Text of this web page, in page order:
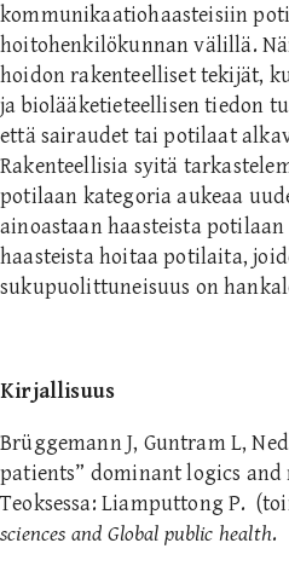
kommunikaatiohaasteisiin
hoitohenkilökunnan välillä.
hoidon rakenteelliset tekijät,
ja biolääketieteellisen tiedon
että sairaudet tai potilaat
Rakenteellisia syitä
potilaan kategoria aukeaa
ainoastaan haasteista
haasteista hoitaa potilaita,
sukupuolittuneisuus on
Kirjallisuus
Brüggemann J, Guntram L,
patients” dominant logics
Teoksessa: Liamputtong P.
sciences and Global public health.